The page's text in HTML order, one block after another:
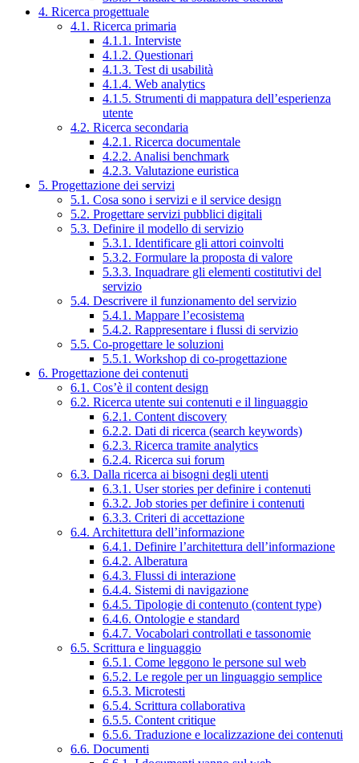
4. Ricerca progettuale
4.1. Ricerca primaria
4.1.1. Interviste
4.1.2. Questionari
4.1.3. Test di usabilità
4.1.4. Web analytics
4.1.5. Strumenti di mappatura dell’esperienza
utente
4.2. Ricerca secondaria
4.2.1. Ricerca documentale
4.2.2. Analisi benchmark
4.2.3. Valutazione euristica
5. Progettazione dei servizi
5.1. Cosa sono i servizi e il service design
5.2. Progettare servizi pubblici digitali
5.3. Definire il modello di servizio
5.3.1. Identificare gli attori coinvolti
5.3.2. Formulare la proposta di valore
5.3.3. Inquadrare gli elementi costitutivi del
servizio
5.4. Descrivere il funzionamento del servizio
5.4.1. Mappare l’ecosistema
5.4.2. Rappresentare i flussi di servizio
5.5. Co-progettare le soluzioni
5.5.1. Workshop di co-progettazione
6. Progettazione dei contenuti
6.1. Cos’è il content design
6.2. Ricerca utente sui contenuti e il linguaggio
6.2.1. Content discovery
6.2.2. Dati di ricerca (search keywords)
6.2.3. Ricerca tramite analytics
6.2.4. Ricerca sui forum
6.3. Dalla ricerca ai bisogni degli utenti
6.3.1. User stories per definire i contenuti
6.3.2. Job stories per definire i contenuti
6.3.3. Criteri di accettazione
6.4. Architettura dell’informazione
6.4.1. Definire l’architettura dell’informazione
6.4.2. Alberatura
6.4.3. Flussi di interazione
6.4.4. Sistemi di navigazione
6.4.5. Tipologie di contenuto (content type)
6.4.6. Ontologie e standard
6.4.7. Vocabolari controllati e tassonomie
6.5. Scrittura e linguaggio
6.5.1. Come leggono le persone sul web
6.5.2. Le regole per un linguaggio semplice
6.5.3. Microtesti
6.5.4. Scrittura collaborativa
6.5.5. Content critique
6.5.6. Traduzione e localizzazione dei contenuti
6.6. Documenti